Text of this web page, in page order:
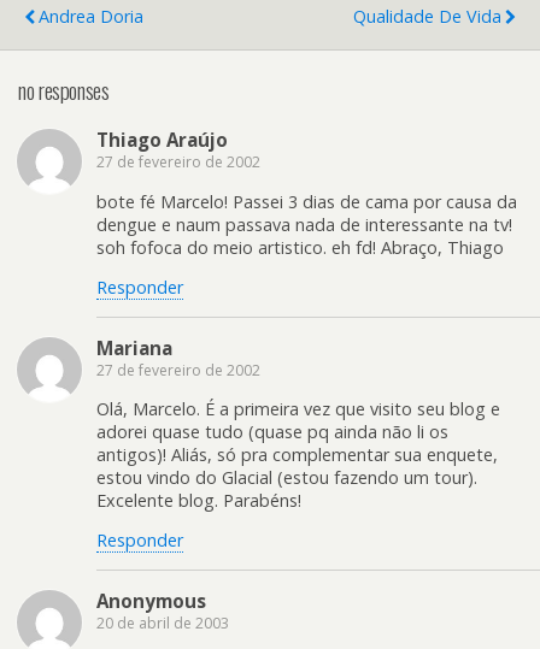
Andrea Doria
Qualidade De Vida
no responses
Thiago Araújo
27 de fevereiro de 2002
bote fé Marcelo! Passei 3 dias de cama por causa da
dengue e naum passava nada de interessante na tv!
soh fofoca do meio artistico. eh fd! Abraço, Thiago
Responder
Mariana
27 de fevereiro de 2002
Olá, Marcelo. É a primeira vez que visito seu blog e
adorei quase tudo (quase pq ainda não li os
antigos)! Aliás, só pra complementar sua enquete,
estou vindo do Glacial (estou fazendo um tour).
Excelente blog. Parabéns!
Responder
Anonymous
20 de abril de 2003